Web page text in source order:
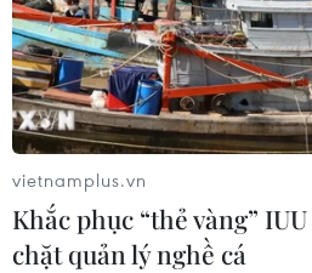
vietnamplus.vn
Khắc phục “thẻ vàng”
chặt quản lý nghề cá